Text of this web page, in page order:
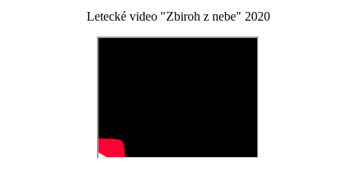
Letecké video "Zbiroh z nebe" 2020